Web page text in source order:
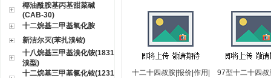
椰油酰胺基丙基甜菜碱
(CAB-30)
十二烷基二甲基氧化胺
新洁尔灭(苯扎溴铵)
十八烷基三甲基溴化铵(1831
溴型)
十二烷基三甲基氯化铵(1231
十二十四叔胺|报价|作用|
97型十二十四叔